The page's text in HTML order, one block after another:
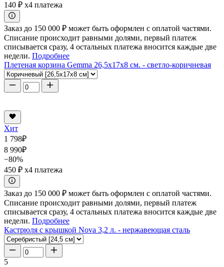
140 ₽ x4 платежа
Заказ до 150 000 ₽ может быть оформлен с оплатой частями.
Списание происходит равными долями, первый платеж
списывается сразу, 4 остальных платежа вносится каждые две
недели. Подробнее
Плетеная корзина Gemma 26,5x17x8 см. - светло-коричневая
Хит
1 798₽
8 990₽
−80%
450 ₽ x4 платежа
Заказ до 150 000 ₽ может быть оформлен с оплатой частями.
Списание происходит равными долями, первый платеж
списывается сразу, 4 остальных платежа вносится каждые две
недели. Подробнее
Кастрюля с крышкой Nova 3,2 л. - нержавеющая сталь
5